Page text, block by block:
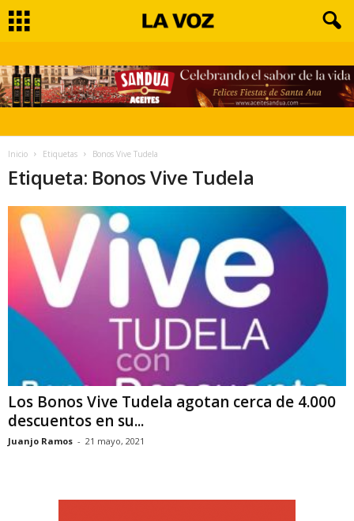
Inicio Etiquetas Bonos Vive Tudela
Etiqueta: Bonos Vive Tudela
Los Bonos Vive Tudela agotan cerca de 4.000
descuentos en su...
Juanjo Ramos - 21 mayo, 2021